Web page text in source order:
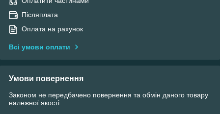
Післяплата
Оплата на рахунок
Всі умови оплати
Умови повернення
Законом не передбачено повернення та обмін даного товару
належної якості